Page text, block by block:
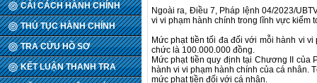
CẢI CÁCH HÀNH CHÍNH
THỦ TỤC HÀNH CHÍNH
TRA CỨU HỒ SƠ
KẾT LUẬN THANH TRA
Ngoài ra, Điều 7, Pháp lệnh 04/2023/
vi vi phạm hành chính trong lĩnh vực kiểm
Mức phạt tiền tối đa đối với mỗi hành vi
chức là 100.000.000 đồng.
Mức phạt tiền quy định tại Chương II của
hành vi vi phạm hành chính của cá nhân.
mức phạt tiền đối với cá nhân.